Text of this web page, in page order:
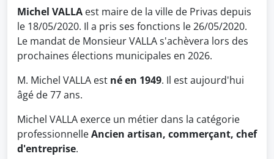
Michel VALLA est maire de la ville de Privas depuis
le 18/05/2020. Il a pris ses fonctions le 26/05/2020.
Le mandat de Monsieur VALLA s'achèvera lors des
prochaines élections municipales en 2026.
M. Michel VALLA est né en 1949. Il est aujourd'hui
âgé de 77 ans.
Michel VALLA exerce un métier dans la catégorie
professionnelleAncien artisan, commerçant, chef
d'entreprise.